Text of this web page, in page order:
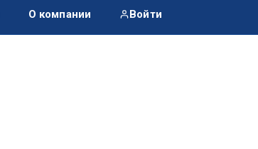
О компании Войти